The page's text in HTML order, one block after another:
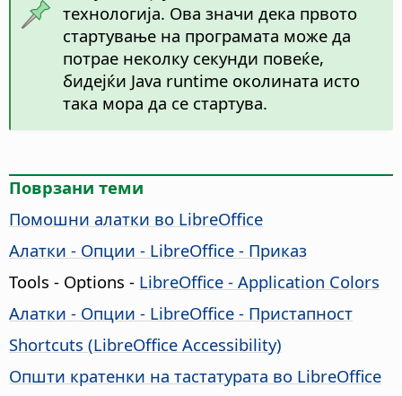
технологија. Ова значи дека првото
стартување на програмата може да
потрае неколку секунди повеќе,
бидејќи Java runtime околината исто
така мора да се стартува.
Поврзани теми
Помошни алатки во LibreOffice
Алатки - Опции - LibreOffice - Приказ
Tools - Options - LibreOffice - Application Colors
Алатки - Опции - LibreOffice - Пристапност
Shortcuts (LibreOffice Accessibility)
Општи кратенки на тастатурата во LibreOffice